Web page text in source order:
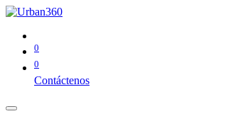
0
0
Contáctenos